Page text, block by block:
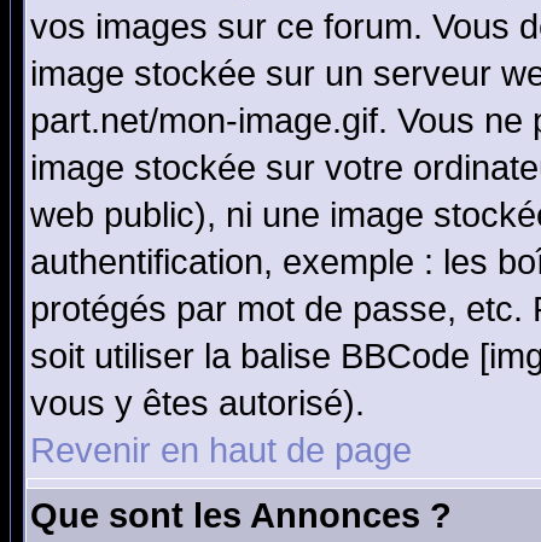
vos images sur ce forum. Vous
image stockée sur un serveur
part.net/mon-image.gif. Vous
image stockée sur votre
web public), ni une image
authentification, exemple : les
protégés par mot de passe,
soit utiliser la balise BBCode
vous y êtes autorisé).
Revenir en haut de page
Que sont les Annonces ?